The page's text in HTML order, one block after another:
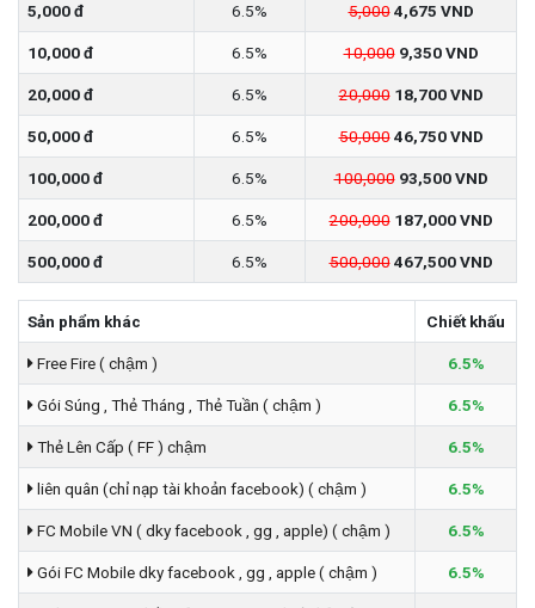
5,000 đ 6.5% 5,000 4,675 VND
10,000 đ 6.5% 10,000 9,350 VND
20,000 đ 6.5% 20,000 18,700 VND
50,000 đ 6.5% 50,000 46,750 VND
100,000 đ 6.5% 100,000 93,500 VND
200,000 đ 6.5% 200,000 187,000 VND
500,000 đ 6.5% 500,000 467,500 VND
Sản phẩm khác Chiết khấu
Free Fire ( chậm ) 6.5%
Gói Súng , Thẻ Tháng , Thẻ Tuần ( chậm ) 6.5%
Thẻ Lên Cấp ( FF ) chậm 6.5%
liên quân (chỉ nạp tài khoản facebook) ( chậm ) 6.5%
FC Mobile VN ( dky facebook , gg , apple) ( chậm ) 6.5%
Gói FC Mobile dky facebook , gg , apple ( chậm ) 6.5%